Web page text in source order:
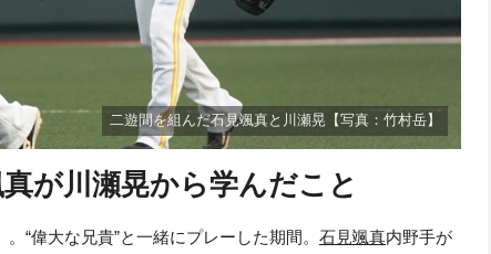
二遊間を組んだ石見颯真と川瀬晃【写真：竹村岳】
が川瀬晃から学んだこと
“偉大な兄貴”と一緒にプレーした期間。 石見颯真内野手が